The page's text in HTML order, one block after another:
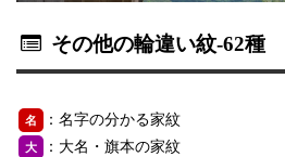
その他の輪違い紋-62種
名 ：名字の分かる家紋
大 ：大名・旗本の家紋